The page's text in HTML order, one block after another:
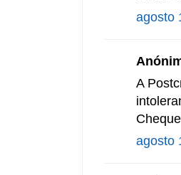
agosto
A
agosto